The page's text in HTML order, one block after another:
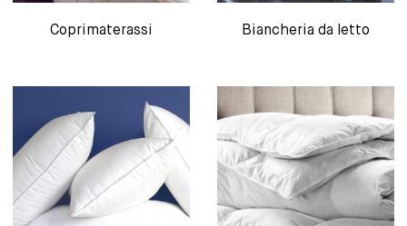
Coprimaterassi Biancheria da letto